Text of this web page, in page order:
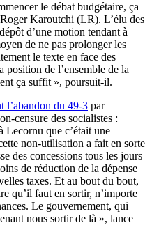
le débat budgétaire, ça
Roger Karoutchi (LR). L’élu des
d’une motion tendant à
de ne pas prolonger les
le texte en face des
position de l’ensemble de la
ça suffit », poursuit-il.
l’abandon du 49-3 par
censure des socialistes :
Lecornu que c’était une
non-utilisation a fait en sorte
des concessions tous les jours
de réduction de la dépense
taxes. Et au bout du bout,
qu’il faut en sortir, n’importe
Le gouvernement, qui
nous sortir de là », lance